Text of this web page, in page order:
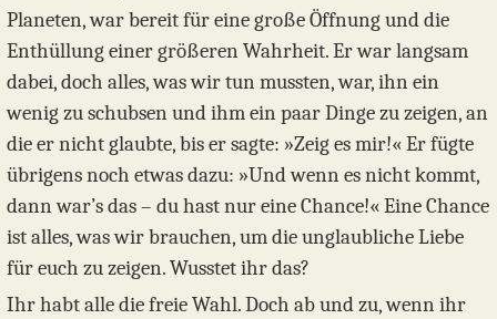
Planeten, war bereit für eine große Öffnung und die
Enthüllung einer größeren Wahrheit. Er war langsam
dabei, doch alles, was wir tun mussten, war, ihn ein
wenig zu schubsen und ihm ein paar Dinge zu zeigen, an
die er nicht glaubte, bis er sagte: »Zeig es mir!« Er fügte
übrigens noch etwas dazu: »Und wenn es nicht kommt,
dann war’s das – du hast nur eine Chance!« Eine Chance
ist alles, was wir brauchen, um die unglaubliche Liebe
für euch zu zeigen. Wusstet ihr das?
Ihr habt alle die freie Wahl. Doch ab und zu, wenn ihr